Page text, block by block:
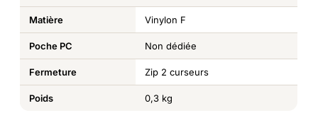
Matière Vinylon F
Poche PC Non dédiée
Fermeture Zip 2 curseurs
Poids 0,3 kg